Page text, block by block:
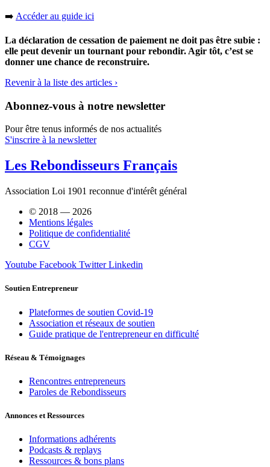
➡️ Accéder au guide ici
La déclaration de cessation de paiement ne doit pas être subie :
elle peut devenir un tournant pour rebondir. Agir tôt, c’est se
donner une chance de reconstruire.
Revenir à la liste des articles ›
Abonnez-vous à notre newsletter
Pour être tenus informés de nos actualités
S'inscrire à la newsletter
Les Rebondisseurs Français
Association Loi 1901 reconnue d'intérêt général
© 2018 — 2026
Mentions légales
Politique de confidentialité
CGV
Youtube Facebook Twitter Linkedin
Soutien Entrepreneur
Plateformes de soutien Covid-19
Association et réseaux de soutien
Guide pratique de l'entrepreneur en difficulté
Réseau & Témoignages
Rencontres entrepreneurs
Paroles de Rebondisseurs
Annonces et Ressources
Informations adhérents
Podcasts & replays
Ressources & bons plans